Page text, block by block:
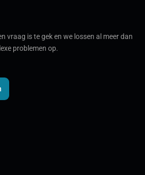
vraag is te gek en we lossen al meer dan
problemen op.